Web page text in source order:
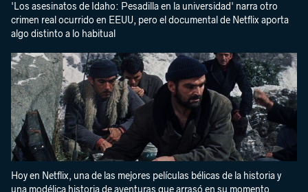
'Los asesinatos de Idaho: Pesadilla en la universidad' narra otro
crimen real ocurrido en EEUU, pero el documental de Netflix aporta
algo distinto a lo habitual
Hoy en Netflix, una de las mejores películas bélicas de la historia y
una modélica historia de aventuras que arrasó en su momento